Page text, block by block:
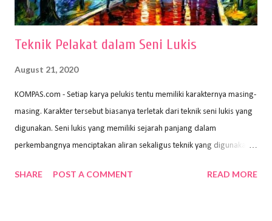
Teknik Pelakat dalam Seni Lukis
August 21, 2020
KOMPAS.com - Setiap karya pelukis tentu memiliki karakternya masing-
masing. Karakter tersebut biasanya terletak dari teknik seni lukis yang
digunakan. Seni lukis yang memiliki sejarah panjang dalam
perkembangnya menciptakan aliran sekaligus teknik yang digunakan.
Wayan Kun Adnyana, teknik yang berbeda tentunya akan
SHARE POST A COMMENT READ MORE